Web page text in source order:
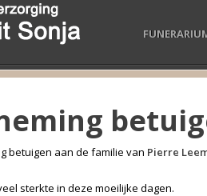
betuigen aan de familie van Pierre
sterkte in deze moeilijke dagen.